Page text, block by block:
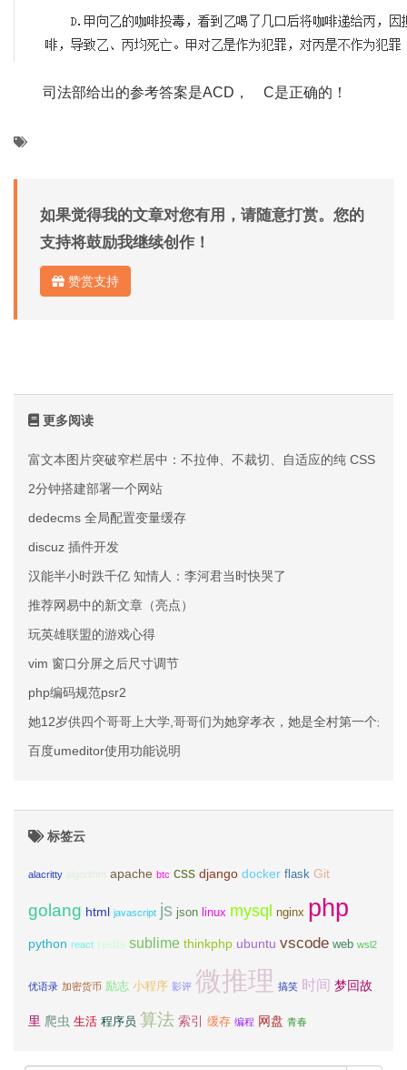
司法部给出的参考答案是ACD， C是正确的！
如果觉得我的文章对您有用，请随意打赏。您的
支持将鼓励我继续创作！
赞赏支持
更多阅读
富文本图片突破窄栏居中：不拉伸、不裁切、自适应的纯 CSS 方案
2分钟搭建部署一个网站
dedecms 全局配置变量缓存
discuz 插件开发
汉能半小时跌千亿 知情人：李河君当时快哭了
推荐网易中的新文章（亮点）
玩英雄联盟的游戏心得
vim 窗口分屏之后尺寸调节
php编码规范psr2
她12岁供四个哥哥上大学,哥哥们为她穿孝衣，她是全村第一个未成
百度umeditor使用功能说明
标签云
alacritty algorithm apache btc css django docker flask Git
golang html javascript js json linux mysql nginx php
python react redis sublime thinkphp ubuntu vscode web wsl2
优语录 加密货币 励志 小程序 影评 微推理 搞笑 时间 梦回故
里 爬虫 生活 程序员 算法 索引 缓存 编程 网盘 青春